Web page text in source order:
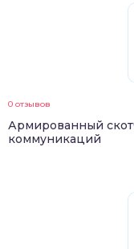
0 отзывов
Армированный
коммуникаций